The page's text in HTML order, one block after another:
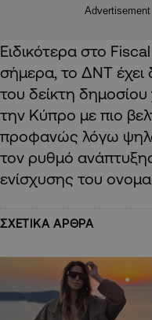
Advertisement
Ειδικότερα στο Fiscal
σήμερα, το ΔΝΤ έχει
του δείκτη
την Κύπρο με πιο
προφανώς λόγω
τον ρυθμό
ενίσχυσης του
ΣΧΕΤΙΚΑ ΑΡΘΡΑ